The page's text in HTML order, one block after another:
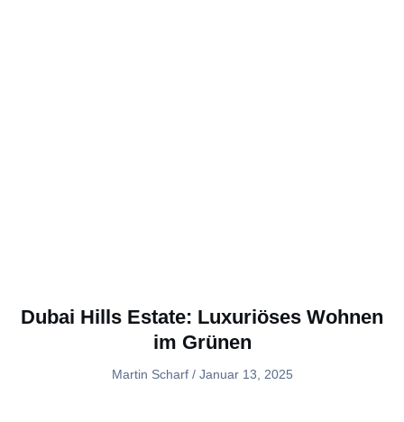
Dubai Hills Estate: Luxuriöses Wohnen
im Grünen
Martin Scharf Januar 13, 2025